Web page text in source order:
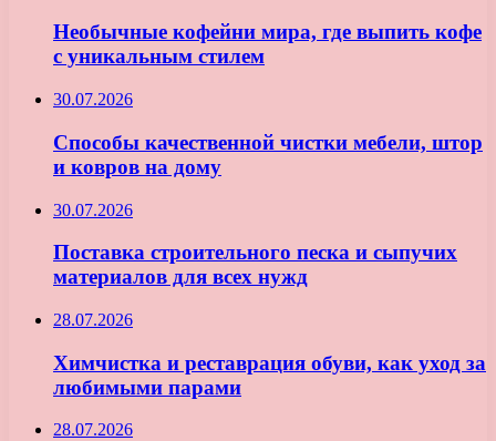
Необычные кофейни мира, где выпить кофе
с уникальным стилем
30.07.2026
Способы качественной чистки мебели, штор
и ковров на дому
30.07.2026
Поставка строительного песка и сыпучих
материалов для всех нужд
28.07.2026
Химчистка и реставрация обуви, как уход за
любимыми парами
28.07.2026